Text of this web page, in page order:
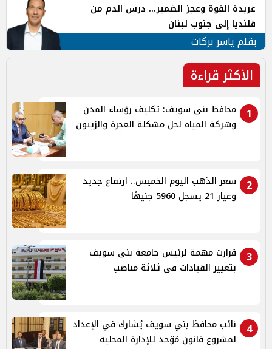
عربدة القوة وعجز الضمير... درس الدم من
قلنديا إلى جنوب لبنان
بقلم ياسر بركات
الأكثر قراءة
1
محافظ بنى سويف: تكليف رؤساء المدن
وشركة المياه لحل مشكلة العجرة والزيتون
2
سعر الذهب اليوم الخميس.. ارتفاع جديد
وعيار 21 يسجل 5960 جنيهًا
3
قرارت مهمة لرئيس جامعة بنى سويف
بتغيير القيادات فى ثلاثة مناصب
4
نائب محافظ بني سويف يُشارك في الإعداد
لمشروع قانون مُوّحد للإدارة المحلية